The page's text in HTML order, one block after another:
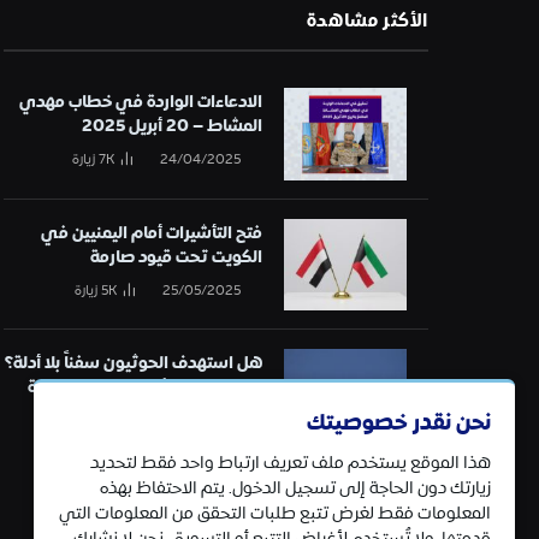
الأكثر مشاهدة
الادعاءات الواردة في خطاب مهدي
المشاط – 20 أبريل 2025
24/04/2025
7Kزيارة
فتح التأشيرات أمام اليمنيين في
الكويت تحت قيود صارمة
25/05/2025
5Kزيارة
هل استهدف الحوثيون سفناً بلا أدلة؟
تحقيق في قائمة الهجمات البحرية
نحن نقدر خصوصيتك
هذا الموقع يستخدم ملف تعريف ارتباط واحد فقط لتحديد
زيارتك دون الحاجة إلى تسجيل الدخول. يتم الاحتفاظ بهذه
المعلومات فقط لغرض تتبع طلبات التحقق من المعلومات التي